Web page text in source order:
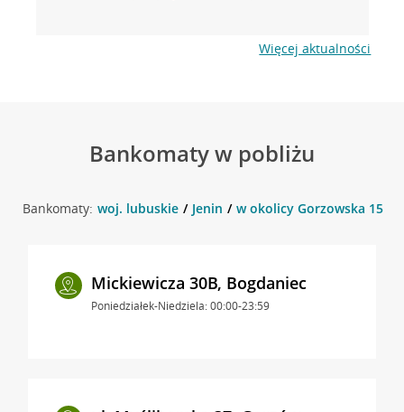
Więcej aktualności
Bankomaty w pobliżu
Bankomaty: woj. lubuskie Jenin w okolicy Gorzowska 153B
Mickiewicza 30B, Bogdaniec
Poniedziałek-Niedziela: 00:00-23:59